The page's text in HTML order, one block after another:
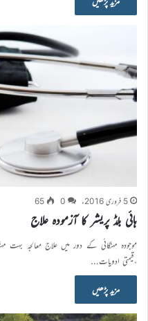
5 فروری 2016ء 0
65
ہائی بلڈ پریشر کا آزمودہ علاج
موجودہ مہنگائی کے دور میں علاج معالجہ بہت
،قیمتی ادویات…
مزید پڑھیں